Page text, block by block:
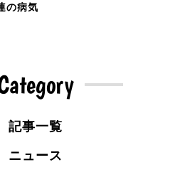
の病気
記事一覧
ニュース